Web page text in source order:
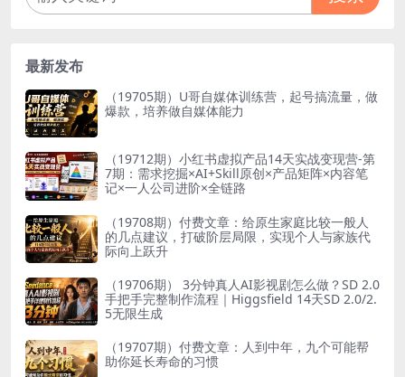
最新发布
（19705期）U哥自媒体训练营，起号搞流量，做
爆款，培养做自媒体能力
（19712期）小红书虚拟产品14天实战变现营-第
7期：需求挖掘×AI+Skill原创×产品矩阵×内容笔
记×一人公司进阶×全链路
（19708期）付费文章：给原生家庭比较一般人
的几点建议，打破阶层局限，实现个人与家族代
际向上跃升
（19706期） 3分钟真人AI影视剧怎么做？SD 2.0
手把手完整制作流程｜Higgsfield 14天SD 2.0/2.
5无限生成
（19707期）付费文章：人到中年，九个可能帮
助你延长寿命的习惯